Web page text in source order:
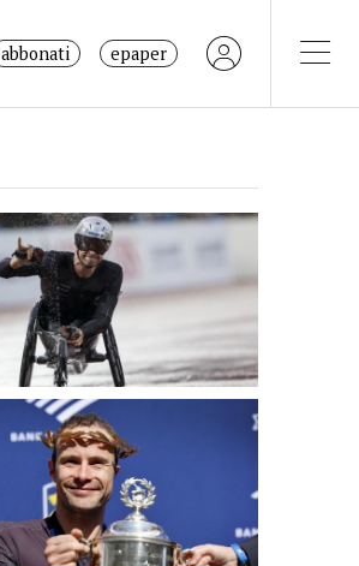
abbonati epaper